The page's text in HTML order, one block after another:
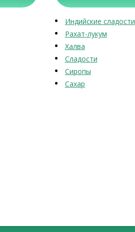
Индийские сладости
Рахат-лукум
Халва
Сладости
Сиропы
Сахар